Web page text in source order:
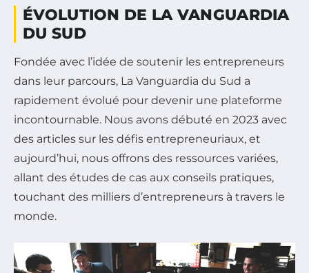
ÉVOLUTION DE LA VANGUARDIA
DU SUD
Fondée avec l’idée de soutenir les entrepreneurs
dans leur parcours, La Vanguardia du Sud a
rapidement évolué pour devenir une plateforme
incontournable. Nous avons débuté en 2023 avec
des articles sur les défis entrepreneuriaux, et
aujourd’hui, nous offrons des ressources variées,
allant des études de cas aux conseils pratiques,
touchant des milliers d’entrepreneurs à travers le
monde.